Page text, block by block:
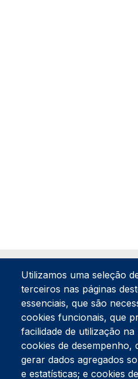
Tel:234 390 100Fax:234 390
Endereço Postal
Apartado 42
Utilizamos uma seleção
terceiros nas páginas
essenciais, que são
cookies funcionais, que
facilidade de utilização na
cookies de desempenho,
gerar dados agregados
e estatísticas; e cookies